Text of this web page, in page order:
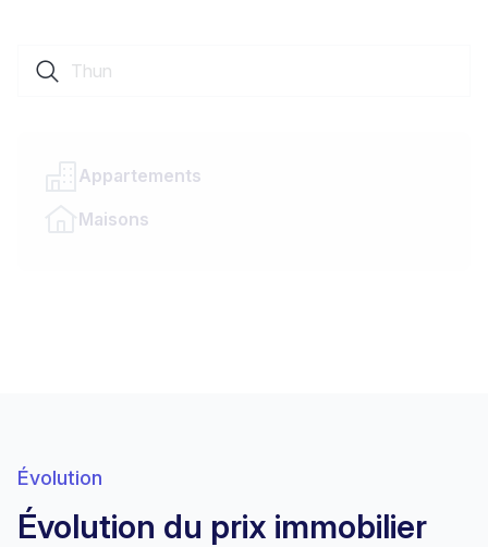
Appartements
Maisons
Évolution
Évolution du prix immobilier